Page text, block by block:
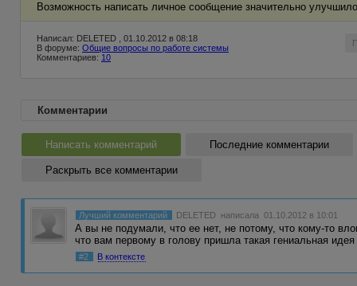
Возможность написать личное сообщение значительно
Написал: DELETED , 01.10.2012 в 08:18
В форуме: Общие вопросы по работе системы
Комментариев: 10
Комментарии
Написать комментарий Последние комментарии
Раскрыть все комментарии
Лучший комментарий DELETED написала 01.10.2012 в 10:01
А вы не подумали, что ее нет, не потому, что кому-то
что вам первому в голову пришла такая гениальная
#2 В контексте